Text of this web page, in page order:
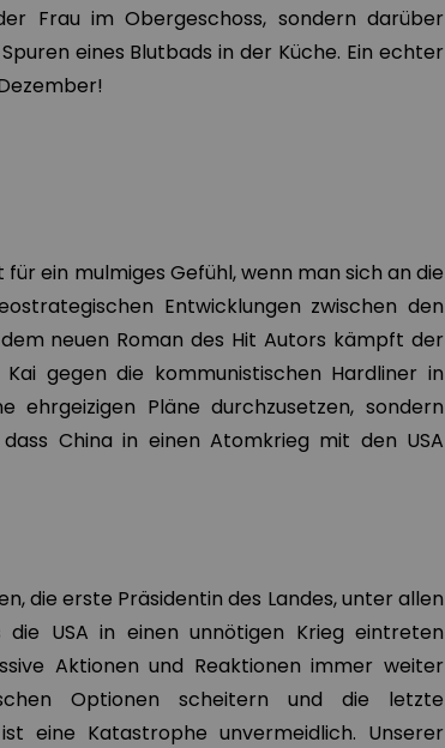
Frau im Obergeschoss, sondern darüber
eines Blutbads in der Küche. Ein echter
ein mulmiges Gefühl, wenn man sich an die
Entwicklungen zwischen den
neuen Roman des Hit Autors kämpft der
gegen die kommunistischen Hardliner in
Pläne durchzusetzen, sondern
China in einen Atomkrieg mit den USA
die erste Präsidentin des Landes, unter allen
die USA in einen unnötigen Krieg eintreten
Aktionen und Reaktionen immer weiter
Optionen scheitern und die letzte
eine Katastrophe unvermeidlich. Unserer